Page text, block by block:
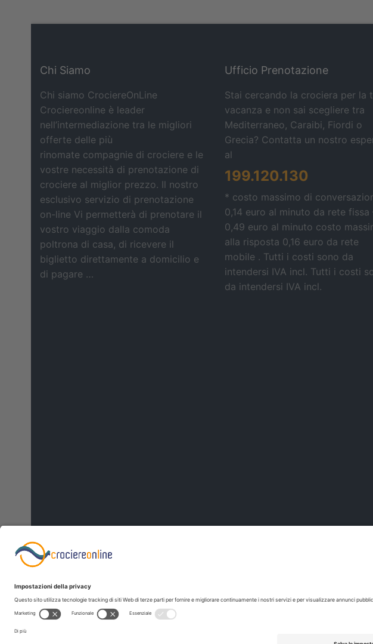
Chi Siamo
Chi siamo CrociereOnLine
Crociereonline è leader
nell’intermediazione tra le migliori
offerte delle più
rinomate compagnie di crociere e le
vostre necessità di prenotazione di
crociere al miglior prezzo. Il nostro
esclusivo servizio di prenotazione
on-line Vi permetterà di prenotare il
vostro viaggio dalla comoda
poltrona di casa, di ricevere il
biglietto direttamente a domicilio e
di pagare …
Ufficio Prenotazione
Stai cercando la crociera per la
vacanza e non sai scegliere tra
Mediterraneo, Caraibi, Fiordi o
Grecia? Contatta un nostro
al
199.120.130
* costo massimo di
0,14 euro al minuto da rete fissa
0,49 euro al minuto costo
alla risposta 0,16 euro da rete
mobile . Tutti i costi sono da
intendersi IVA incl. Tutti i costi
da intendersi IVA incl.